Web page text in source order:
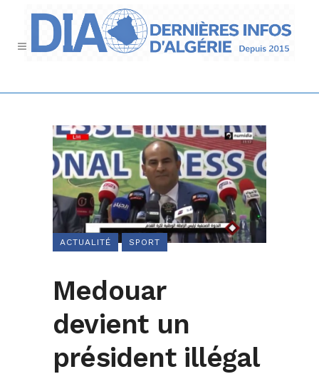
ACTUALITÉ SPORT
Medouar
devient un
président illégal